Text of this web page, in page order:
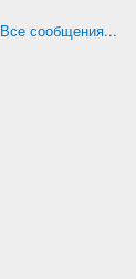
Все сообщения...